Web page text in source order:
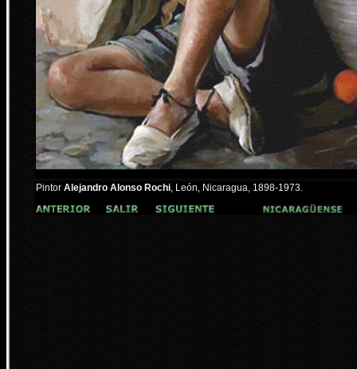
Pintor Alejandro Alonso Rochi, León, Nicaragua, 1898-1973.